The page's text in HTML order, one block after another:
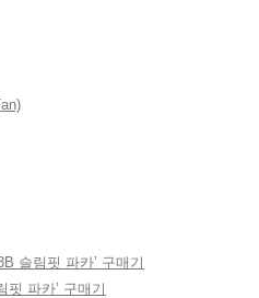
슬림핏 파카’ 구매기
핏 파카’ 구매기